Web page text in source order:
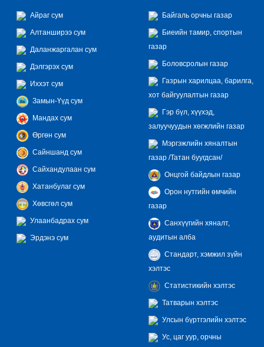
Айраг сум
Алтанширээ сум
Даланжаргалан сум
Дэлгэрэх сум
Иххэт сум
Замын-Үүд сум
Мандах сум
Өргөн сум
Сайншанд сум
Сайхандулаан сум
Хатанбулаг сум
Хөвсгөл сум
Улаанбадрах сум
Эрдэнэ сум
Байгаль орчны газар
Биеийн тамир, спортын
газар
Боловсролын газар
Газрын харилцаа, барилга,
хот байгуулалтын газар
Гэр бүл, хүүхэд,
залуучуудын хөгжлийн газар
Мэргэжлийн хяналтын
газар /Татан буугдсан/
Онцгой байдлын газар
Орон нутгийн өмчийн
газар
Санхүүгийн хяналт,
аудитын алба
Стандарт, хэмжил зүйн
хэлтэс
Статистикийн хэлтэс
Татварын хэлтэс
Улсын бүртгэлийн хэлтэс
Ус, цаг уур, орчны